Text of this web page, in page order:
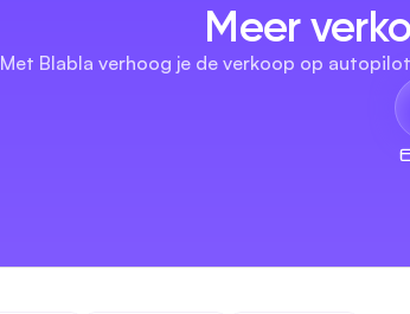
Meer
Met Blabla verhoog je de verkoop op